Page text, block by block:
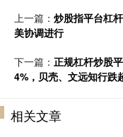
上一篇： 炒股指平台杠
美协调进行
下一篇： 正规杠杆炒股
4%，贝壳、文远知行跌
相关文章